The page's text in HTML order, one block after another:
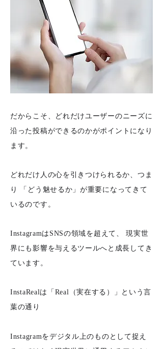
だからこそ、
どれだけユーザーのニーズに
沿った投稿ができるのかがポイントになり
ます。
どれだけ人の心を引きつけられるか、つま
り
「どう魅せるか」が重要になってきて
いるのです。
InstagramはSNSの領域を超えて、現実世
界にも影響を与えるツールへと成長してき
ています。
InstaRealは
「Real（実在する）」という言
葉の通り
Instagramをデジタル上のものとして捉え